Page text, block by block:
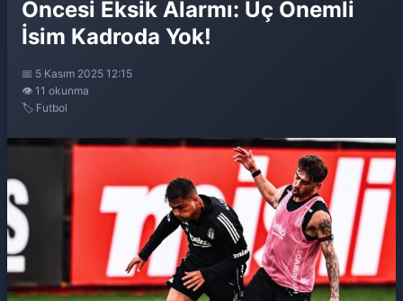
Öncesi Eksik Alarmı: Üç Önemli
İsim Kadroda Yok!
📅 5 Kasım 2025 12:15
👁️ 11 okunma
🏷️ Futbol